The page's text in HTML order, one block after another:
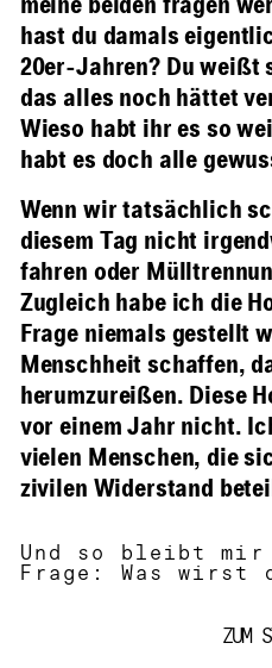
meine beiden fragen
hast du damals
20er-Jahren? Du weißt
das alles noch hättet
Wieso habt ihr es so
habt es doch alle
Wenn wir tatsächlich
diesem Tag nicht
fahren oder
Zugleich habe ich die
Frage niemals gestellt
Menschheit schaffen,
herumzureißen. Diese
vor einem Jahr nicht.
vielen Menschen, die
zivilen Widerstand
Und so bleibt
Frage: Was wirst
ZUM